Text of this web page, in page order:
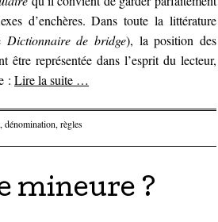
d’enchères. Dans toute la littérature
Dictionnaire de bridge), la position des
représentée dans l’esprit du lecteur,
: Lire la suite …
, dénomination, règles
mineure ?